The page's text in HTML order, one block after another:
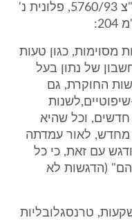
מסביר בית המשפט ענין זה, בבג"צ 5760/93, פלונית נ'
מסוימות, כגון טעות
של נתון בעל
החוקרת, גם
וכל שהיא
מחדש, לאור עמדתה
עם זאת, כי כל
(הדגשות לא
העיר השקעות, טרנסגלובליות